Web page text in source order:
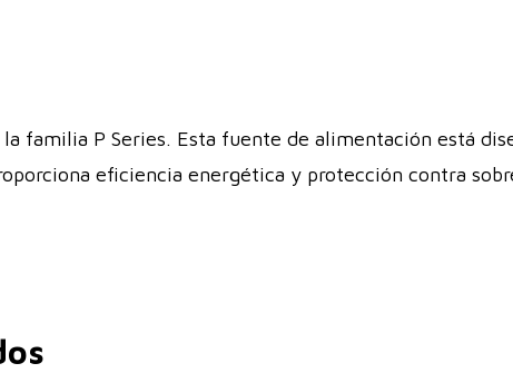
familia P Series. Esta fuente de alimentación está
eficiencia energética y protección contra